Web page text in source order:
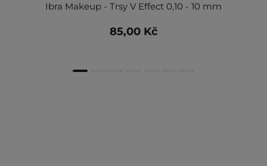
Ibra Makeup - Trsy V Effect 0,10 - 10 mm
85,00 Kč